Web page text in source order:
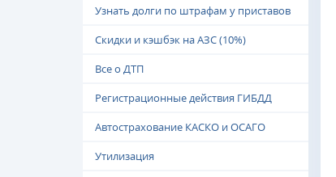
Узнать долги по штрафам у приставов
Скидки и кэшбэк на АЗС (10%)
Все о ДТП
Регистрационные действия ГИБДД
Автострахование КАСКО и ОСАГО
Утилизация